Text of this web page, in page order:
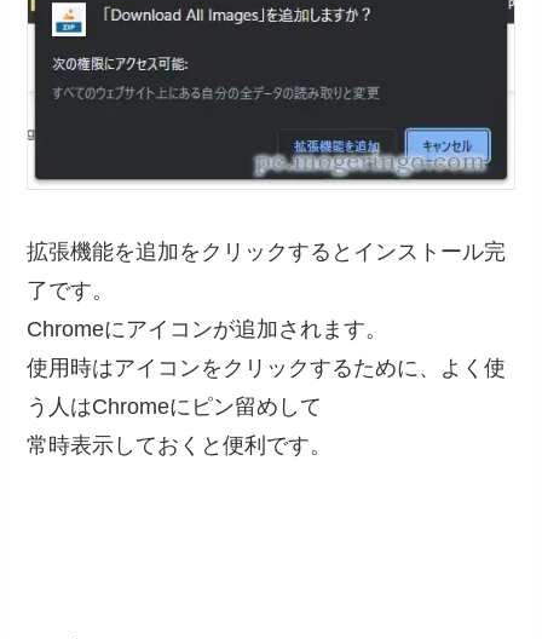
拡張機能を追加をクリックするとインストール完
了です。
Chromeにアイコンが追加されます。
使用時はアイコンをクリックするために、よく使
う人はChromeにピン留めして
常時表示しておくと便利です。